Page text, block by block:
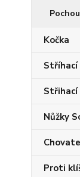
Kočka
Stříhací
Nůžky
Proti